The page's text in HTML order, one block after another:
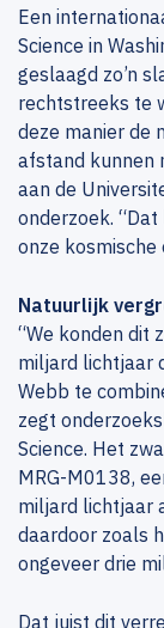
Een
Science in
geslaagd zo’n
rechtstreeks te
deze manier de
afstand kunnen
aan de
onderzoek.
onze kosmische
Natuurlijk
“We konden dit
miljard lichtjaar
Webb te
zegt
Science. Het
MRG-M0138,
miljard lichtjaar
daardoor zoals
ongeveer drie
Dat juist dit